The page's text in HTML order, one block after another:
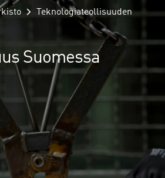
Teknologiateollisuuden
Suomessa